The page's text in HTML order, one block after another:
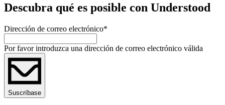
Descubra qué es posible con Understood
Dirección de correo electrónico*
Por favor introduzca una dirección de correo electrónico válida
Suscríbase